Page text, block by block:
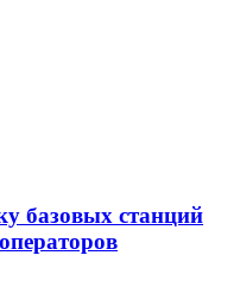
базовых станций